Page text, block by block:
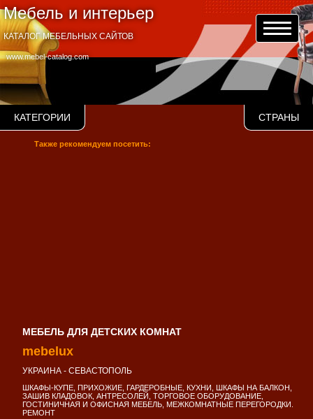
Мебель и интерьер
www.mebel-catalog.com
КАТАЛОГ МЕБЕЛЬНЫХ САЙТОВ
КАТЕГОРИИ СТРАНЫ
Также рекомендуем посетить:
МЕБЕЛЬ ДЛЯ ДЕТСКИХ КОМНАТ
mebelux
УКРАИНА - СЕВАСТОПОЛЬ
ШКАФЫ-КУПЕ, ПРИХОЖИЕ, ГАРДЕРОБНЫЕ, КУХНИ, ШКАФЫ НА БАЛКОН,
ЗАШИВ КЛАДОВОК, АНТРЕСОЛЕЙ, ТОРГОВОЕ ОБОРУДОВАНИЕ,
ГОСТИНИЧНАЯ И ОФИСНАЯ МЕБЕЛЬ, МЕЖКОМНАТНЫЕ ПЕРЕГОРОДКИ.
РЕМОНТ